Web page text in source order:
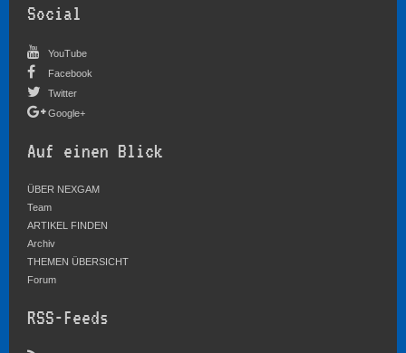
Social
YouTube
Facebook
Twitter
Google+
Auf einen Blick
ÜBER NEXGAM
Team
ARTIKEL FINDEN
Archiv
THEMEN ÜBERSICHT
Forum
RSS-Feeds